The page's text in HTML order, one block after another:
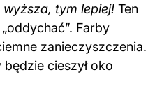
wyższa, tym lepiej! Ten
Farby
zanieczyszczenia.
cieszył oko